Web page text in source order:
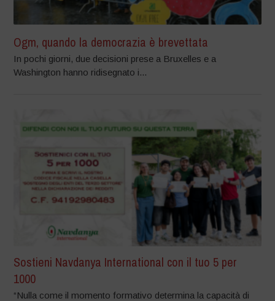
Ogm, quando la democrazia è brevettata
In pochi giorni, due decisioni prese a Bruxelles e a
Washington hanno ridisegnato i...
Sostieni Navdanya International con il tuo 5 per
1000
“Nulla come il momento formativo determina la capacità di